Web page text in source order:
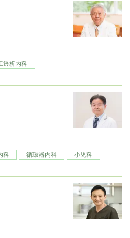
透析内科
科 循環器内科 小児科